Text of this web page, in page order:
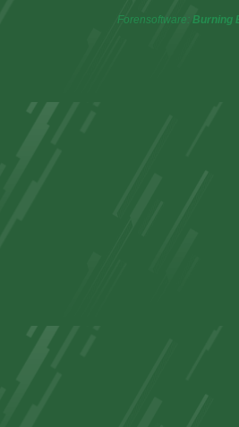
Forensoftware: Burning